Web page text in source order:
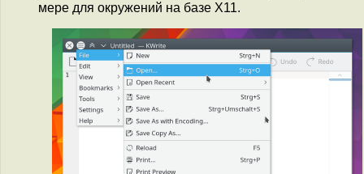
мере для окружений на базе X11.